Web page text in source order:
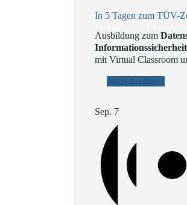
In 5 Tagen zum TÜV-
Ausbildung zum
mit Virtual Classroom
Jetzt buchen!
Sep. 7